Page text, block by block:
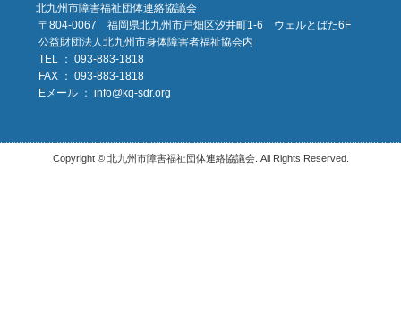
北九州市障害福祉団体連絡協議会
〒804-0067 福岡県北九州市戸畑区汐井町1-6 ウェルとばた6F
公益財団法人北九州市身体障害者福祉協会内
TEL ： 093-883-1818
FAX ： 093-883-1818
Eメール ： info@kq-sdr.org
Copyright © 北九州市障害福祉団体連絡協議会. All Rights Reserved.